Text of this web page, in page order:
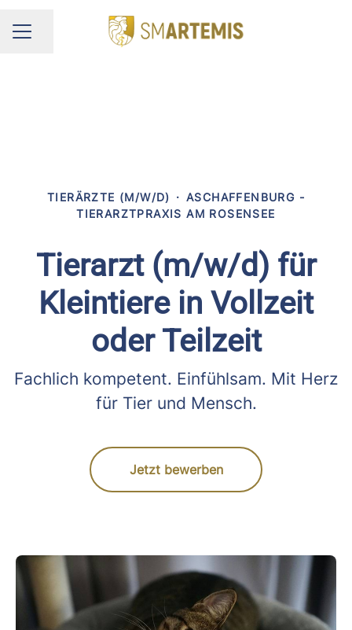
KARRIEREMENÜ
Seite teilen
TIERÄRZTE (M/W/D) · ASCHAFFENBURG -
TIERARZTPRAXIS AM ROSENSEE
Tierarzt (m/w/d) für
Kleintiere in Vollzeit
oder Teilzeit
Fachlich kompetent. Einfühlsam. Mit Herz
für Tier und Mensch.
Jetzt bewerben